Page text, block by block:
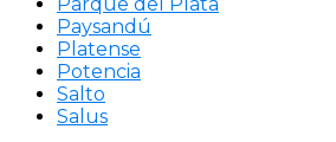
Paysandú
Platense
Potencia
Salto
Salus